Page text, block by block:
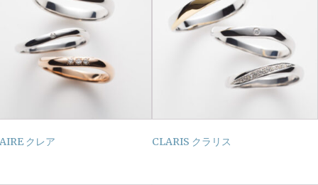
クレア CLARIS クラリス